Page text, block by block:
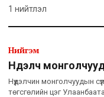
1 нийтлэл
Нийгэм
Нүүдэлч
Нүүдэлчин монголчуудын
төгсгөлийн цэг